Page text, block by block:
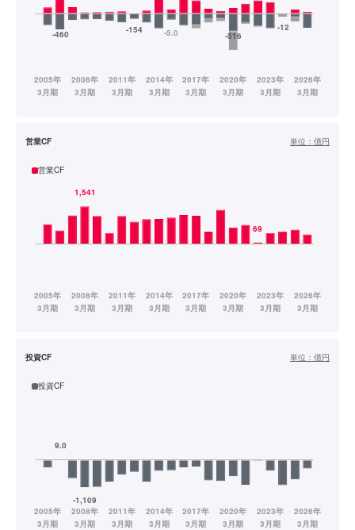
営業CF 単位： 億円
営業CF
投資CF 単位： 億円
投資CF